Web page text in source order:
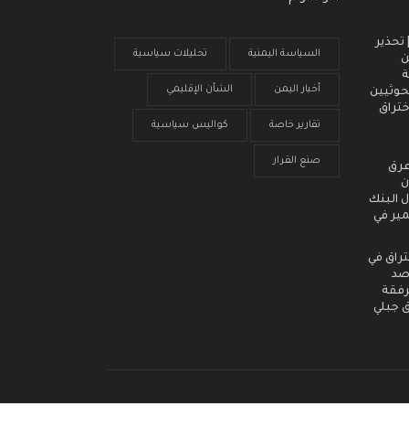
انذار مبكر (3) | تحذير
البنك
في
في
جبلي
السياسة اليمنية تحليلات سياسية
أخبار اليمن الشأن الإقليمي
تقارير خاصة كواليس سياسية
صنع القرار